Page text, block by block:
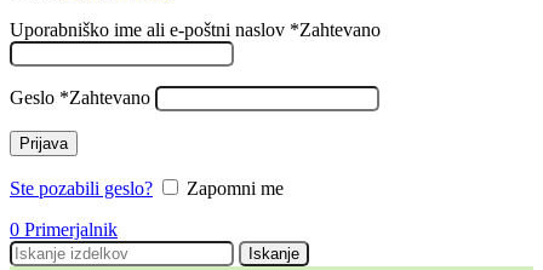
Uporabniško ime ali e-poštni naslov *Zahtevano
Geslo *Zahtevano
Prijava
Ste pozabili geslo?
Zapomni me
0 Primerjalnik
Iskanje